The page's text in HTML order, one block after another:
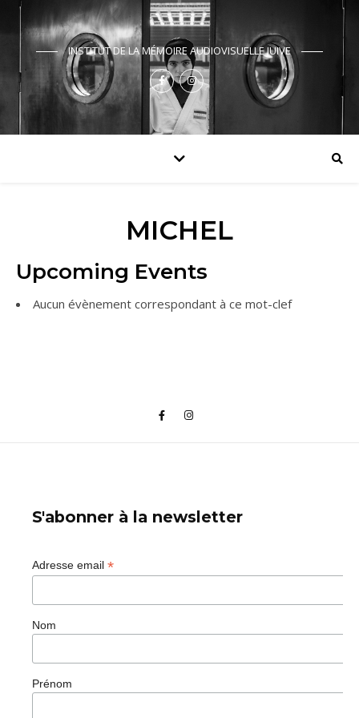
INSTITUT DE LA MÉMOIRE AUDIOVISUELLE JUIVE
MICHEL
Upcoming Events
Aucun évènement correspondant à ce mot-clef
S'abonner à la newsletter
Adresse email *
Nom
Prénom